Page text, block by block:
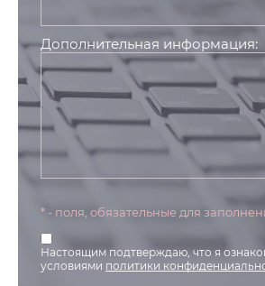
Дополнительная информация:
* - поля, обязательные для
Настоящим подтверждаю, что я
условиями политики